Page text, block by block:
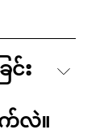
င်း
လဲ။